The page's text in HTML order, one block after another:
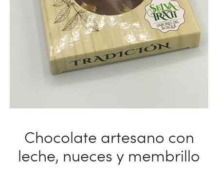
Chocolate artesano con
leche, nueces y membrillo